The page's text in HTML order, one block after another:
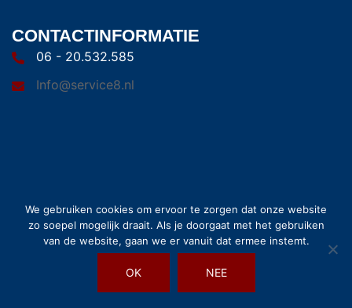
CONTACTINFORMATIE
06 - 20.532.585
Info@service8.nl
We gebruiken cookies om ervoor te zorgen dat onze website
zo soepel mogelijk draait. Als je doorgaat met het gebruiken
van de website, gaan we er vanuit dat ermee instemt.
OK NEE